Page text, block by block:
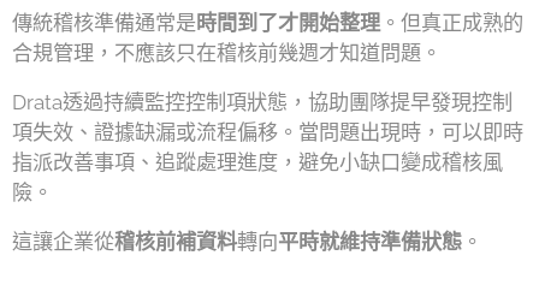
傳統稽核準備通常是 時間到了才開始整理 。但真正成熟的
合規管理，不應該只在稽核前幾週才知道問題。
Drata透過持續監控控制項狀態，協助團隊提早發現控制
項失效、證據缺漏或流程偏移。當問題出現時，可以即時
指派改善事項、追蹤處理進度，避免小缺口變成稽核風
險。
這讓企業從稽核前補資料轉向平時就維持準備狀態 。